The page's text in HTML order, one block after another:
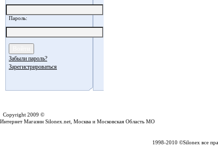
Пароль:
Забыли пароль?
Зарегистрироваться
Copyright 2009 ©
Интернет Магазин Silonex.net, Москва и Московская Область МО
1998-2010 ©Silonex все